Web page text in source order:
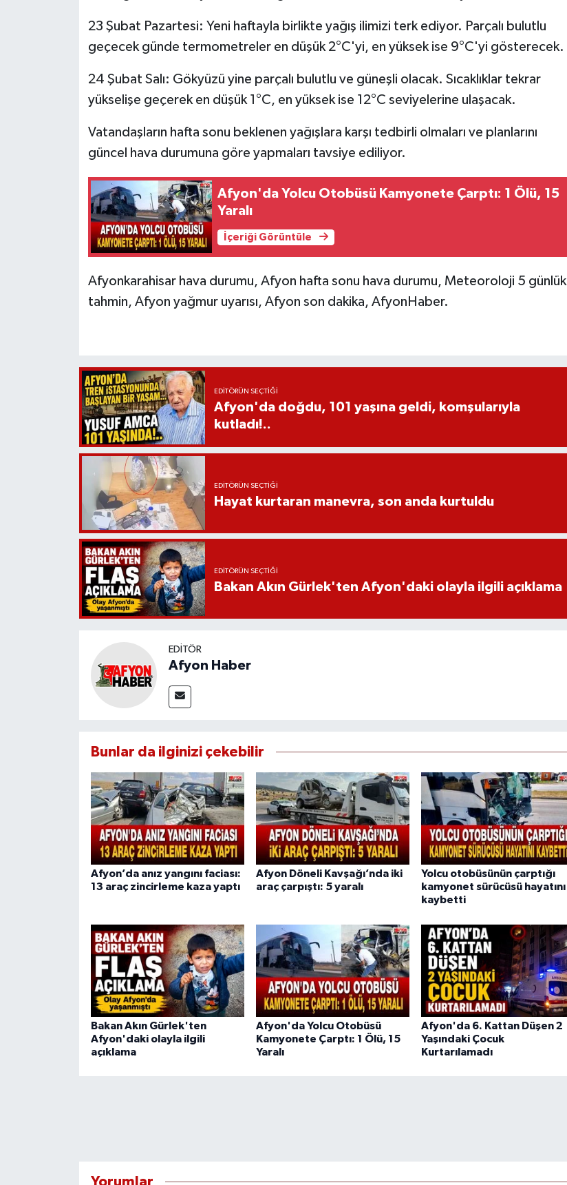
23 Şubat Pazartesi: Yeni haftayla birlikte yağış ilimizi terk ediyor. Parçalı bulutlu
geçecek günde termometreler en düşük 2°C'yi, en yüksek ise 9°C'yi gösterecek.
24 Şubat Salı: Gökyüzü yine parçalı bulutlu ve güneşli olacak. Sıcaklıklar tekrar
yükselişe geçerek en düşük 1°C, en yüksek ise 12°C seviyelerine ulaşacak.
Vatandaşların hafta sonu beklenen yağışlara karşı tedbirli olmaları ve planlarını
güncel hava durumuna göre yapmaları tavsiye ediliyor.
Afyon'da Yolcu Otobüsü Kamyonete Çarptı: 1 Ölü, 15
Yaralı
İçeriği Görüntüle
Afyonkarahisar hava durumu, Afyon hafta sonu hava durumu, Meteoroloji 5 günlük
tahmin, Afyon yağmur uyarısı, Afyon son dakika, AfyonHaber.
EDITÖRÜN SEÇTIĞI
Afyon'da doğdu, 101 yaşına geldi, komşularıyla
kutladı!..
EDITÖRÜN SEÇTIĞI
Hayat kurtaran manevra, son anda kurtuldu
EDITÖRÜN SEÇTIĞI
Bakan Akın Gürlek'ten Afyon'daki olayla ilgili açıklama
EDITÖR
Afyon Haber
Bunlar da ilginizi çekebilir
Afyon’da anız yangını faciası:
13 araç zincirleme kaza yaptı
Afyon Döneli Kavşağı’nda iki
araç çarpıştı: 5 yaralı
Yolcu otobüsünün çarptığı
kamyonet sürücüsü hayatını
kaybetti
Bakan Akın Gürlek'ten
Afyon'daki olayla ilgili
açıklama
Afyon'da Yolcu Otobüsü
Kamyonete Çarptı: 1 Ölü, 15
Yaralı
Afyon'da 6. Kattan Düşen 2
Yaşındaki Çocuk
Kurtarılamadı
Yorumlar